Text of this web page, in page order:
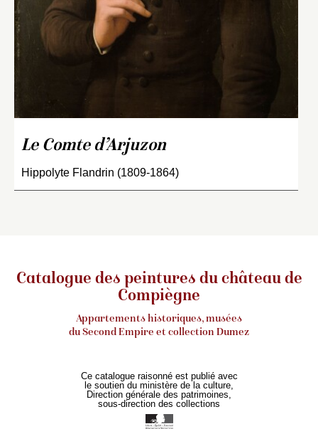
Le Comte d’Arjuzon
Hippolyte Flandrin (1809-1864)
Catalogue des peintures du château de
Compiègne
Appartements historiques, musées
du Second Empire et collection Dumez
Ce catalogue raisonné est publié avec
le soutien du ministère de la culture,
Direction générale des patrimoines,
sous-direction des collections